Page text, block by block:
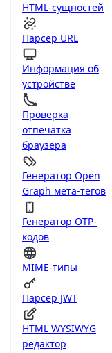
HTML-сущностей
Парсер URL
Информация об
устройстве
Проверка
отпечатка
браузера
Генератор Open
Graph мета-тегов
Генератор OTP-
кодов
MIME-типы
Парсер JWT
HTML WYSIWYG
редактор